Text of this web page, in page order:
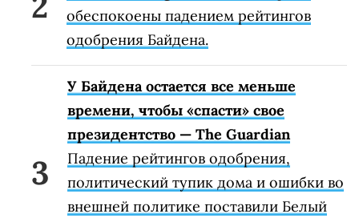
обеспокоены падением рейтингов
одобрения Байдена.
У Байдена остается все меньше
времени, чтобы «спасти» свое
президентство — The Guardian
Падение рейтингов одобрения,
политический тупик дома и ошибки во
внешней политике поставили Белый